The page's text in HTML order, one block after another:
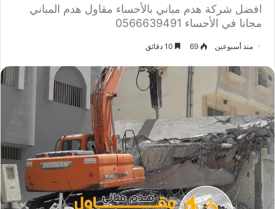
افضل شركة هدم مباني بالأحساء مقاول هدم المباني
مجانا في الأحساء 0566639491
منذ أسبوعين 69